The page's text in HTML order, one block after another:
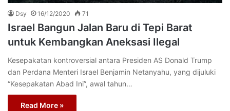
Dsy 16/12/2020 71
Israel Bangun Jalan Baru di Tepi Barat
untuk Kembangkan Aneksasi Ilegal
Kesepakatan kontroversial antara Presiden AS Donald Trump
dan Perdana Menteri Israel Benjamin Netanyahu, yang dijuluki
“Kesepakatan Abad Ini”, awal tahun…
Read More »